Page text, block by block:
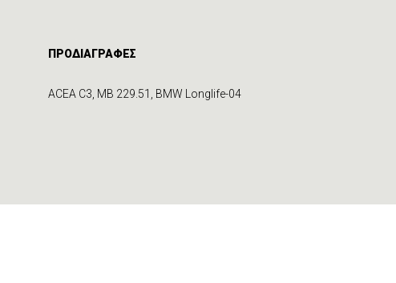
ΠΡΟΔΙΑΓΡΑΦΕΣ
ACEA C3, MB 229.51, BMW Longlife-04